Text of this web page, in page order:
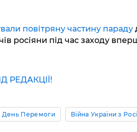
повітряну частину параду
росіяни під час заходу
РЕДАКЦІЇ!
День Перемоги Війна України з